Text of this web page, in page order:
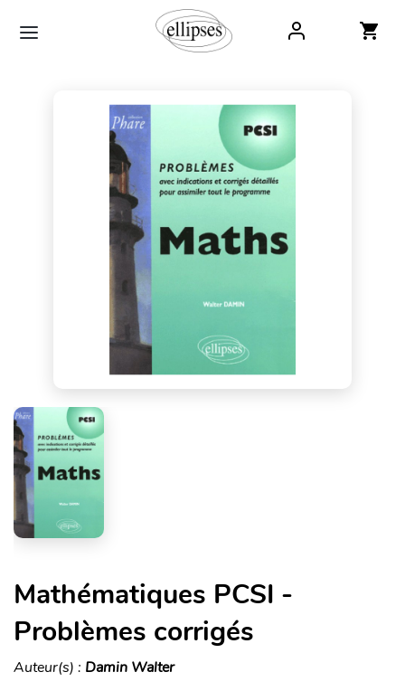
Mathématiques PCSI -
Problèmes corrigés
Auteur(s) : Damin Walter